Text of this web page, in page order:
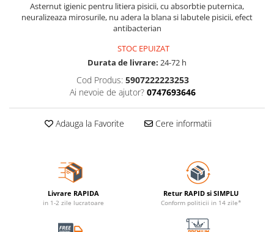
Asternut igienic pentru litiera pisicii, cu absorbtie puternica,
neuralizeaza mirosurile, nu adera la blana si labutele pisicii, efect
antibacterian
STOC EPUIZAT
Durata de livrare: 24-72 h
Cod Produs: 5907222223253
Ai nevoie de ajutor? 0747693646
Adauga la Favorite Cere informatii
Livrare RAPIDA
in 1-2 zile lucratoare
Retur RAPID si SIMPLU
Conform politicii in 14 zile*